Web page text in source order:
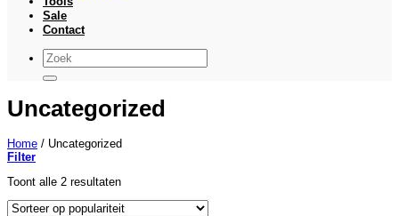
Sale
Contact
Zoeken
naar:
Uncategorized
Home / Uncategorized
Filter
Toont alle 2 resultatenGesorteerd
populariteit